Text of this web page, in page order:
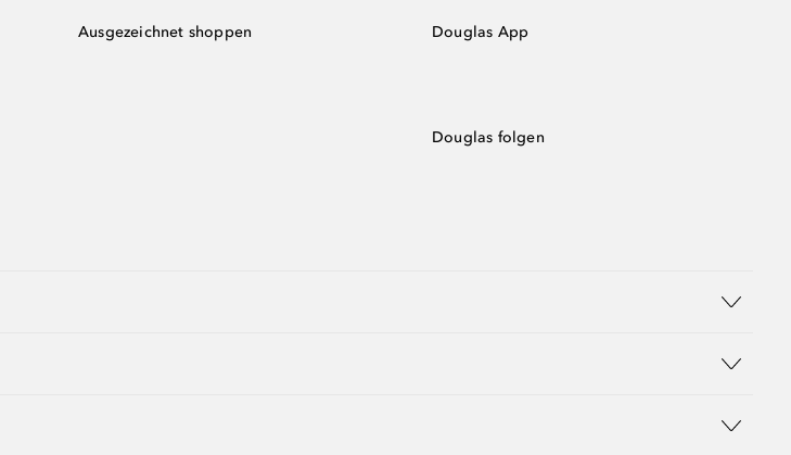
Ausgezeichnet shoppen Douglas App
Douglas folgen